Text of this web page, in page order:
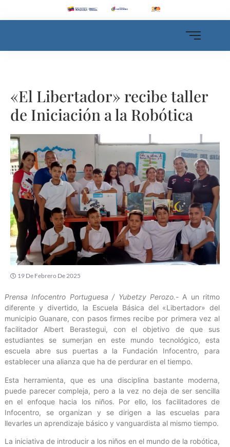
«El Libertador» recibe taller
de Iniciación a la Robótica
19 De Febrero De 2025
Prensa Infocentro Portuguesa / Yubetzy Perozo.-A un ritmo
diferente y divertido, la Escuela Básica del «Libertador» del
municipio Guanare, con pasos firmes recibe por primera vez al
facilitador Albert Berastegui, con el objetivo de que sus
estudiantes se sumerjan en este mundo tecnológico, esta
escuela abre sus puertas a la Fundación Infocentro, para
establecer una alianza que ha de perdurar en el tiempo.
Esta herramienta, que es una disciplina bastante moderna,
puede parecer compleja, pero a la vez no deja de ser sencilla
en el enfoque hacia los niños. Por ello, los facilitadores de
Infocentro, se organizan y se dirigen a las escuelas para
llevarles un aprendizaje básico y vanguardista al mismo tiempo.
La iniciativa de introducir a los niños en el mundo de la robótica,